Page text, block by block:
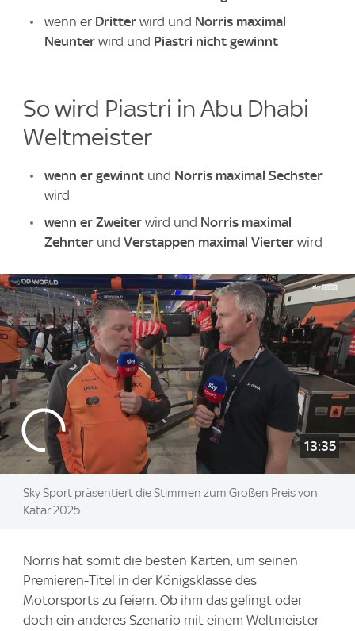
wenn er Dritter wird und Norris maximal
Neunter wird und Piastri nicht gewinnt
So wird Piastri in Abu Dhabi
Weltmeister
wenn er gewinnt und Norris maximal Sechster
wird
wenn er Zweiter wird und Norris maximal
Zehnter und Verstappen maximal Vierter wird
13:35
Sky Sport präsentiert die Stimmen zum Großen Preis von
Katar 2025.
Norris hat somit die besten Karten, um seinen
Premieren-Titel in der Königsklasse des
Motorsports zu feiern. Ob ihm das gelingt oder
doch ein anderes Szenario mit einem Weltmeister